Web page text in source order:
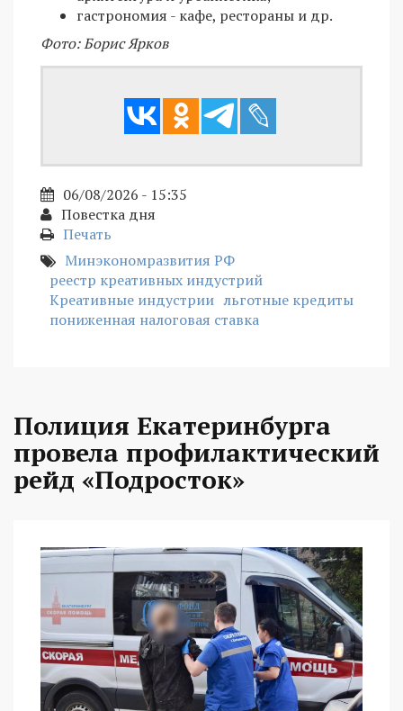
гастрономия - кафе, рестораны и др.
Фото: Борис Ярков
06/08/2026 - 15:35
Повестка дня
Печать
Минэкономразвития РФ
реестр креативных индустрий
Креативные индустрии льготные кредиты
пониженная налоговая ставка
Полиция Екатеринбурга
провела профилактический
рейд «Подросток»